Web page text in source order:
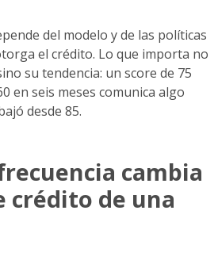
del modelo y de las políticas
el crédito. Lo que importa no
su tendencia: un score de 75
en seis meses comunica algo
desde 85.
cambia
crédito de una